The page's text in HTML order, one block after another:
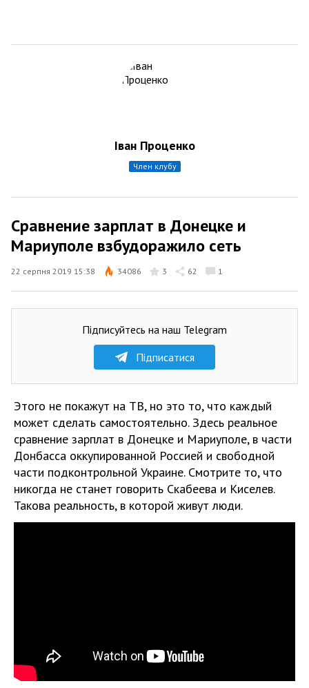
Іван Проценко
член клубу
Сравнение зарплат в Донецке и
Мариуполе взбудоражило сеть
22 серпня 2019 15:38 34086 3 62 1
Підписуйтесь на наш Telegram
Підписатися
Этого не покажут на ТВ, но это то, что каждый
может сделать самостоятельно. Здесь реальное
сравнение зарплат в Донецке и Мариуполе, в части
Донбасса оккупированной Россией и свободной
части подконтрольной Украине. Смотрите то, что
никогда не станет говорить Скабеева и Киселев.
Такова реальность, в которой живут люди.